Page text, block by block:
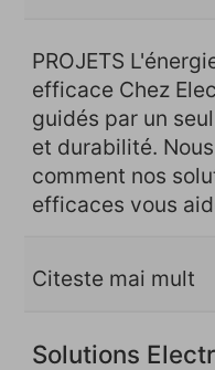
PROJETS
efficace Chez
guidés par un
et durabilité.
comment nos
efficaces vous
Citeste mai mult
Solutions